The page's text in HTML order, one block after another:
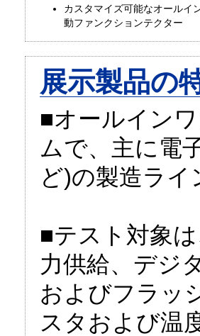
カスタマイズ可能なオールイ
動ファンクションテクター
展示製品の
■オールイン
ムで、主に電
ど)の製造ラ
■テスト対象
力供給、デジ
およびフラッ
スタおよび温